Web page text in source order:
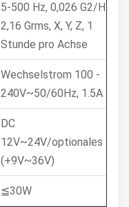
5-500 Hz, 0,026 G2/Hz,
2,16 Grms, X, Y, Z, 1
Stunde pro Achse
Wechselstrom 100 -
240V~50/60Hz, 1.5A
DC
12V~24V/optionales
(+9V~36V)
≦30W